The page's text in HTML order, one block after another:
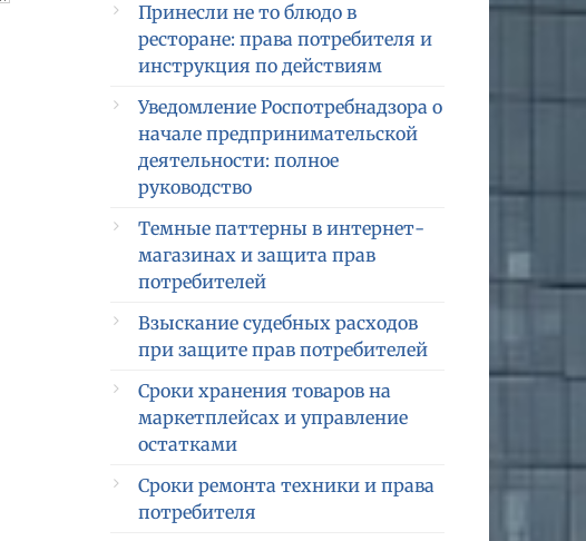
Принесли не то блюдо в
ресторане: права потребителя и
инструкция по действиям
Уведомление Роспотребнадзора о
начале предпринимательской
деятельности: полное
руководство
Темные паттерны в интернет-
магазинах и защита прав
потребителей
Взыскание судебных расходов
при защите прав потребителей
Сроки хранения товаров на
маркетплейсах и управление
остатками
Сроки ремонта техники и права
потребителя